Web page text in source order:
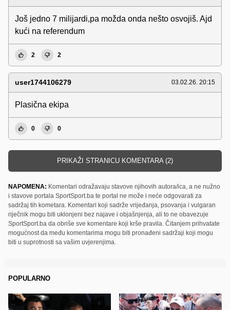
Još jedno 7 milijardi,pa možda onda nešto osvojiš. Ajd
kući na referendum
2 2
user1744106279 03.02.26. 20:15
Plasična ekipa
0 0
PRIKAŽI STRANICU KOMENTARA (2)
NAPOMENA: Komentari odražavaju stavove njihovih autora/ica, a ne nužno
i stavove portala SportSport.ba te portal ne može i neće odgovarati za
sadržaj tih kometara. Komentari koji sadrže vrijeđanja, psovanja i vulgaran
riječnik mogu biti uklonjeni bez najave i objašnjenja, ali to ne obavezuje
SportSport.ba da obriše sve komentare koji krše pravila. Čitanjem prihvatate
mogućnost da među komentarima mogu biti pronađeni sadržaji koji mogu
biti u suprotnosti sa vašim uvjerenjima.
POPULARNO